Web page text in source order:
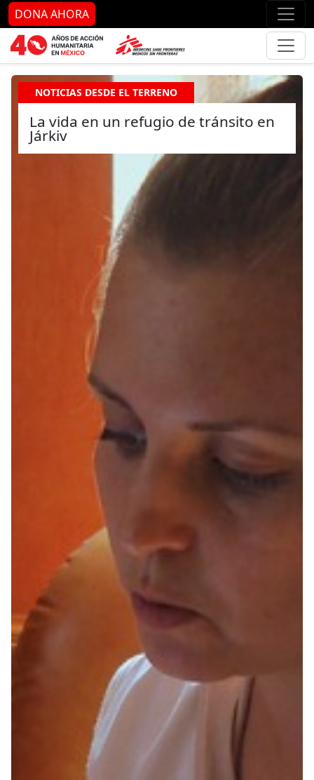
Ir al contenido principal Ir
DONA AHORA
NOTICIAS DESDE EL TERRENO
La vida en un refugio de tránsito en
Járkiv